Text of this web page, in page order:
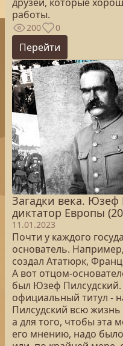
работы.
200 0
Перейти
Загадки века.
диктатор Европы
11.01.2023
Почти у каждого
основатель.
создал Ататюрк,
А вот отцом-
был Юзеф
официальный титул -
Пилсудский всю
а для того, чтобы эта
его мнению, надо